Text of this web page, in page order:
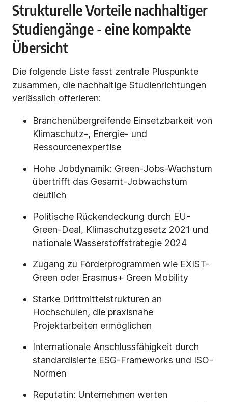
Strukturelle Vorteile nachhaltiger
Studiengänge - eine kompakte
Übersicht
Die folgende Liste fasst zentrale Pluspunkte
zusammen, die nachhaltige Studienrichtungen
verlässlich offerieren:
Branchenübergreifende Einsetzbarkeit von
Klimaschutz-, Energie- und
Ressourcenexpertise
Hohe Jobdynamik: Green-Jobs-Wachstum
übertrifft das Gesamt-Jobwachstum
deutlich
Politische Rückendeckung durch EU-
Green-Deal, Klimaschutzgesetz 2021 und
nationale Wasserstoffstrategie 2024
Zugang zu Förderprogrammen wie EXIST-
Green oder Erasmus+ Green Mobility
Starke Drittmittelstrukturen an
Hochschulen, die praxisnahe
Projektarbeiten ermöglichen
Internationale Anschlussfähigkeit durch
standardisierte ESG-Frameworks und ISO-
Normen
Reputatin: Unternehmen werten